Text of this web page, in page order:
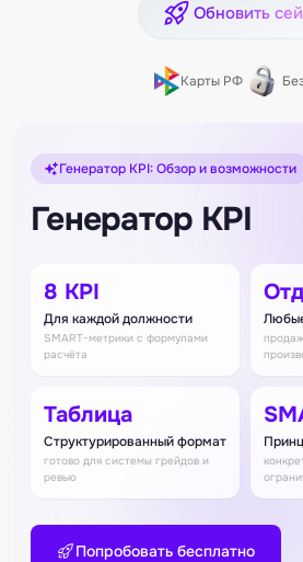
Обновить
Карты РФ
Генератор KPI: Обзор и возможности
Генератор KPI
8 KPI
Для каждой должности
SMART-метрики с формулами
расчёта
Таблица
Структурированный формат
готово для системы грейдов и
ревью
Попробовать бесплатно